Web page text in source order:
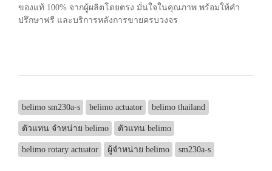
ของแท้ 100% จากผู้ผลิตโดยตรง มั่นใจในคุณภาพ พร้อมให้คำ
ปรึกษาฟรี และบริการหลังการขายครบวงจร
belimo sm230a-s belimo actuator belimo thailand
ตัวแทน จำหน่าย belimo ตัวแทน belimo
belimo rotary actuator ผู้จำหน่าย belimo sm230a-s